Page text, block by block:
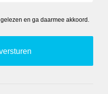
gelezen en ga daarmee akkoord.